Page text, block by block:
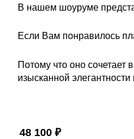
В нашем шоуруме
Если Вам понравилось
Потому что оно сочетает
изысканной
48 100 ₽